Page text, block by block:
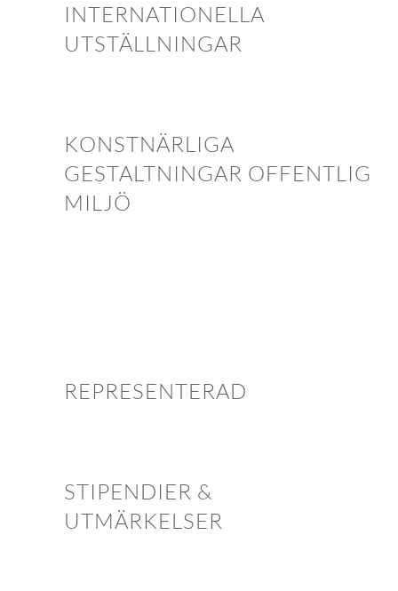
INTERNATIONELLA
UTSTÄLLNINGAR
KONSTNÄRLIGA
GESTALTNINGAR OFFENTLIG
MILJÖ
REPRESENTERAD
STIPENDIER &
UTMÄRKELSER